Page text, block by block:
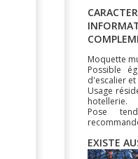
Moquette
Possible
d'escalier
Usage
hotellerie.
Pose
EXISTE